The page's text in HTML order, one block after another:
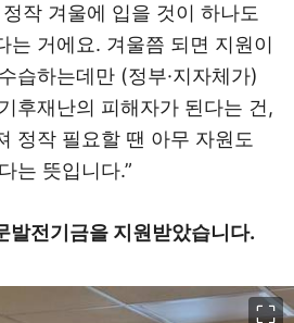
작 겨울에 입을 것이 하나도
는 거에요. 겨울쯤 되면 지원이
습하는데만 (정부·지자체가)
후재난의 피해자가 된다는 건,
정작 필요할 땐 아무 자원도
는 뜻입니다.”
발전기금을 지원받았습니다.